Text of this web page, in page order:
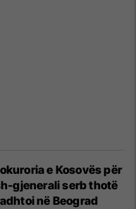
e Kosovës për
gjenerali serb thotë
në Beograd